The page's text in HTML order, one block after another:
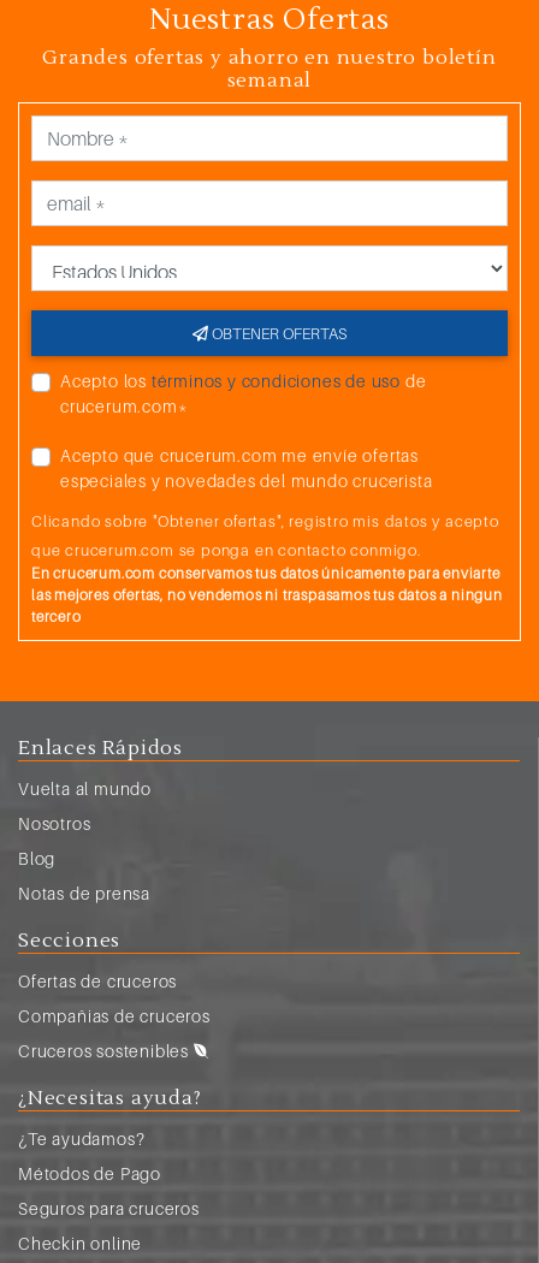
Nuestras Ofertas
Grandes ofertas y ahorro en nuestro boletín
semanal
OBTENER OFERTAS
Acepto los términos y condiciones de uso de
crucerum.com*
Acepto que crucerum.com me envíe ofertas
especiales y novedades del mundo crucerista
Clicando sobre "Obtener ofertas", registro mis datos y acepto
que crucerum.com se ponga en contacto conmigo.
En crucerum.com conservamos tus datos únicamente para enviarte
las mejores ofertas, no vendemos ni traspasamos tus datos a ningun
tercero
Enlaces Rápidos
Vuelta al mundo
Nosotros
Blog
Notas de prensa
Secciones
Ofertas de cruceros
Compañias de cruceros
Cruceros sostenibles
¿Necesitas ayuda?
¿Te ayudamos?
Métodos de Pago
Seguros para cruceros
Checkin online